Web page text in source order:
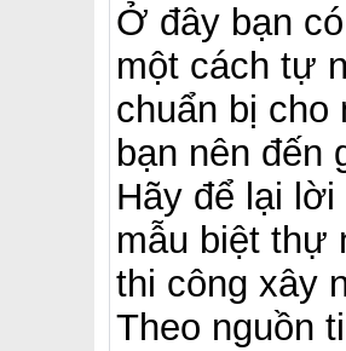
Ở đây bạn
một cách tự
chuẩn bị cho
bạn nên đến
Hãy để lại
mẫu biệt thự
thi công xây
Theo nguồn